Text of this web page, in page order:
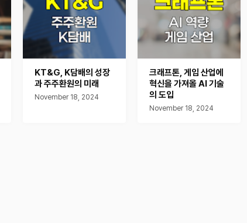
KT&G, K담배의 성장
과 주주환원의 미래
November 18, 2024
크래프톤, 게임 산업에
혁신을 가져올 AI 기술
의 도입
November 18, 2024